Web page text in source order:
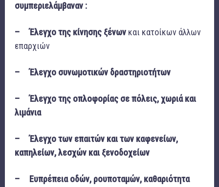
συμπεριελάμβαναν :
– Έλεγχο της κίνησης ξένων και κατοίκων άλλων
επαρχιών
– Έλεγχο συνωμοτικών δραστηριοτήτων
– Έλεγχο της οπλοφορίας σε πόλεις, χωριά και
λιμάνια
– Έλεγχο των επαιτών και των καφενείων,
καπηλείων, λεσχών και ξενοδοχείων
– Ευπρέπεια οδών, ρουποταμών, καθαριότητα